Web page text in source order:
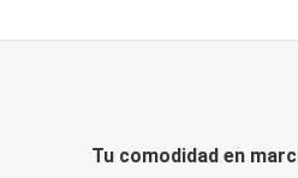
Tu comodidad en